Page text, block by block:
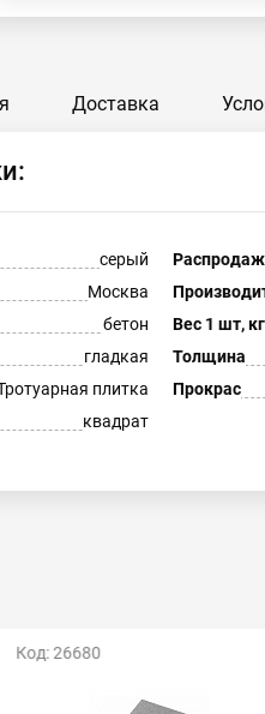
Доставка
серый
Москва
бетон Вес 1 шт, кг
гладкая Толщина
плитка Прокрас
квадрат
Код: 26680